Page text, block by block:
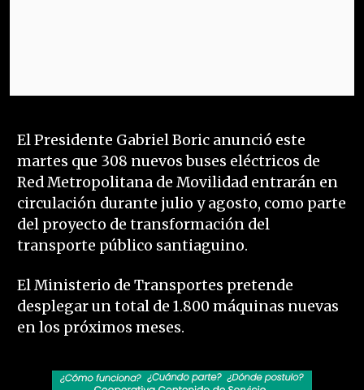
El Presidente Gabriel Boric anunció este
martes que 308 nuevos buses eléctricos de
Red Metropolitana de Movilidad entrarán en
circulación durante julio y agosto, como parte
del proyecto de transformación del
transporte público santiaguino.
El Ministerio de Transportes pretende
desplegar un total de 1.800 máquinas nuevas
en los próximos meses.